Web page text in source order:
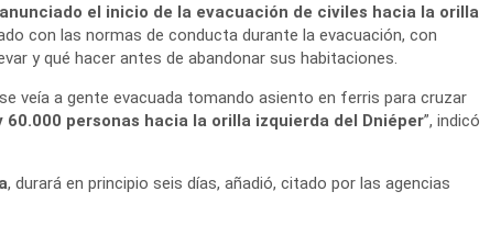
el inicio de la evacuación de civiles hacia la orilla
con las normas de conducta durante la evacuación, con
y qué hacer antes de abandonar sus habitaciones.
veía a gente evacuada tomando asiento en ferris para cruzar
personas hacia la orilla izquierda del Dniéper”, indicó
, durará en principio seis días, añadió, citado por las agencias